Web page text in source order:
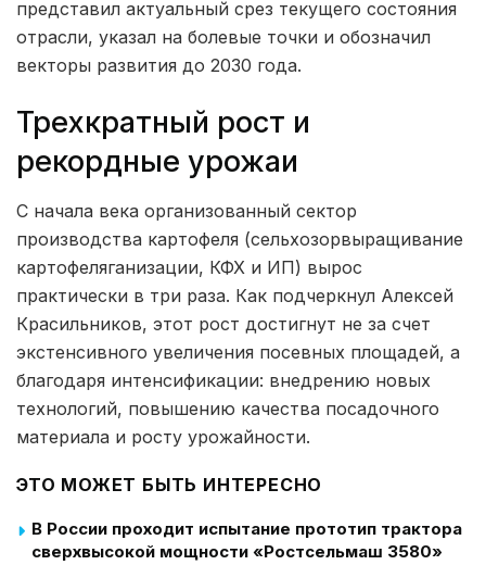
представил актуальный срез текущего состояния
отрасли, указал на болевые точки и обозначил
векторы развития до 2030 года.
Трехкратный рост и
рекордные урожаи
С начала века организованный сектор
производства картофеля (сельхозорвыращивание
картофеляганизации, КФХ и ИП) вырос
практически в три раза. Как подчеркнул Алексей
Красильников, этот рост достигнут не за счет
экстенсивного увеличения посевных площадей, а
благодаря интенсификации: внедрению новых
технологий, повышению качества посадочного
материала и росту урожайности.
ЭТО МОЖЕТ БЫТЬ ИНТЕРЕСНО
В России проходит испытание прототип трактора
сверхвысокой мощности «Ростсельмаш 3580»